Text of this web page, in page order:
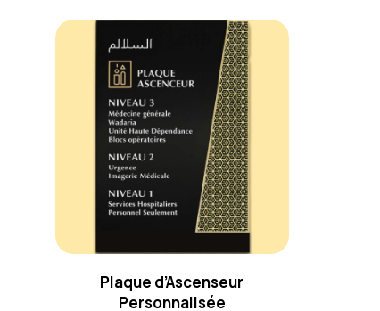
Plaque d’Ascenseur
Personnalisée